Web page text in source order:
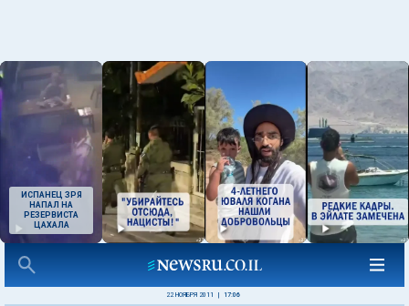
ИСПАНЕЦ ЗРЯ
НАПАЛ НА
РЕЗЕРВИСТА
ЦАХАЛА
22 НОЯБРЯ 2011 17:06